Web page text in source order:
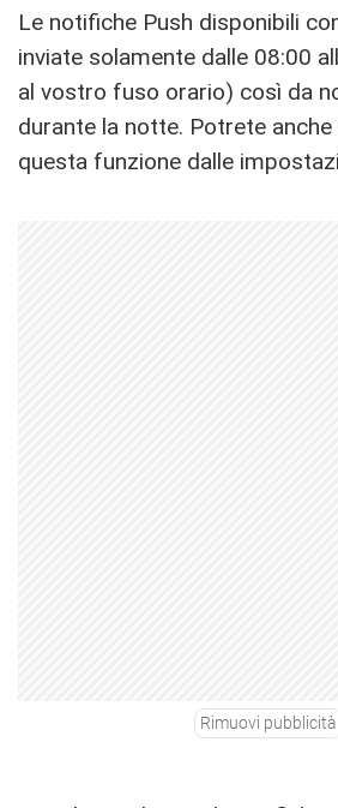
Le notifiche Push disponibili
inviate solamente dalle 08:00
al vostro fuso orario) così da
durante la notte. Potrete
questa funzione dalle
Rimuovi pubblicità